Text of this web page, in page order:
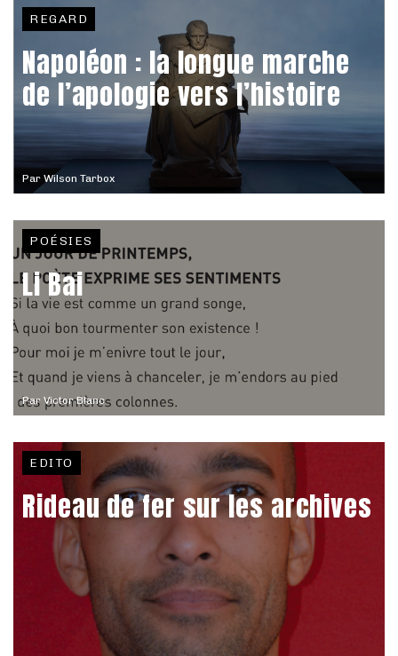
Par Wilson Tarbox
REGARD
Napoléon : la longue marche
de l’apologie vers l’histoire
Par Victor Blanc
POÉSIES
Li Bai
EDITO
Rideau de fer sur les archives